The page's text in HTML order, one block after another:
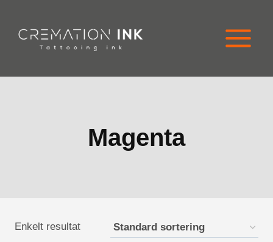
Magenta
Enkelt resultat